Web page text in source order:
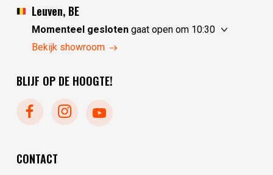
zondag
maandag
gesloten
dinsdag
Leuven, BE
Momenteel geslotengaat open om 10:30
vrijdag
zondag
dinsdag
woensdag
Bekijk showroom
BLIJF OP DE HOOGTE!
CONTACT